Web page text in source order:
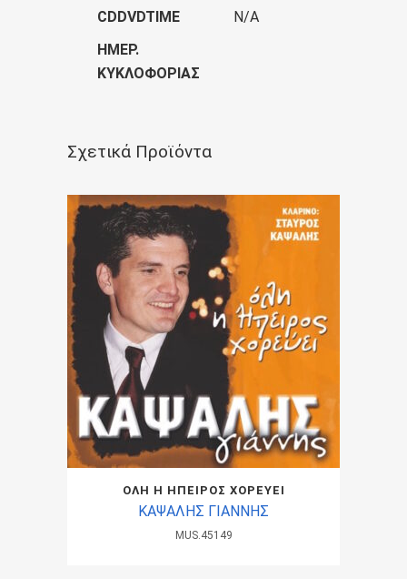
CDDVDTIME
N/A
ΗΜΕΡ.
ΚΥΚΛΟΦΟΡΊΑΣ
Σχετικά Προϊόντα
ΟΛΗ Η ΗΠΕΙΡΟΣ ΧΟΡΕΥΕΙ
ΚΑΨΑΛΗΣ ΓΙΑΝΝΗΣ
MUS.45149